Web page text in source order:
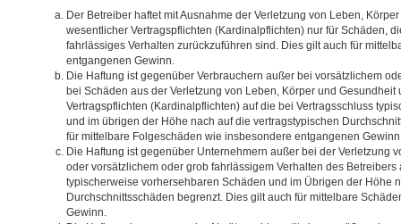
Der Betreiber haftet mit Ausnahme der Verletzung von Leben,
wesentlicher Vertragspflichten (Kardinalpflichten) nur für Schäden,
fahrlässiges Verhalten zurückzuführen sind. Dies gilt auch für
entgangenen Gewinn.
Die Haftung ist gegenüber Verbrauchern außer bei vorsätzlichem
bei Schäden aus der Verletzung von Leben, Körper und
Vertragspflichten (Kardinalpflichten) auf die bei Vertragsschluss
und im übrigen der Höhe nach auf die vertragstypischen
für mittelbare Folgeschäden wie insbesondere entgangenen
Die Haftung ist gegenüber Unternehmern außer bei der Verletzung
oder vorsätzlichem oder grob fahrlässigem Verhalten des Betreibers
typischerweise vorhersehbaren Schäden und im Übrigen der Höhe
Durchschnittsschäden begrenzt. Dies gilt auch für mittelbare
Gewinn.